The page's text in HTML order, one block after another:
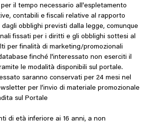
il tempo necessario all'espletamento
contabili e fiscali relative al rapporto
obblighi previsti dalla legge, comunque
fissati per i diritti e gli obblighi sottesi al
per finalità di marketing/promozionali
finché l'interessato non eserciti il
le modalità disponibili sul portale.
saranno conservati per 24 mesi nel
per l’invio di materiale promozionale
sul Portale
di età inferiore ai 16 anni, a non